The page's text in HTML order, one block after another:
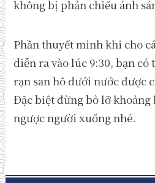
không bị phản chiếu ánh
Phần thuyết minh khi cho
diễn ra vào lúc 9:30, bạn có
rạn san hô dưới nước được
Đặc biệt đừng bỏ lỡ khoảng
ngược người xuống nhé.